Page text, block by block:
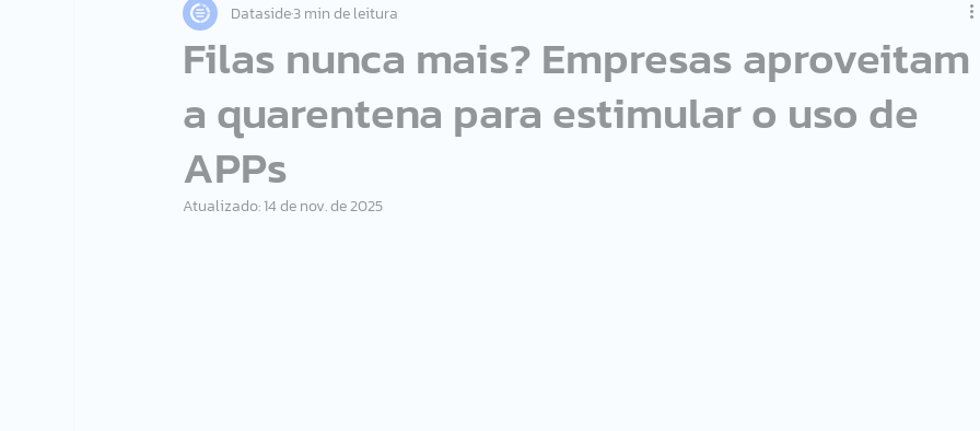
Filas nunca mais? Empresas aproveitam
a quarentena para estimular o uso de
APPs
Dataside3 min de leitura
Atualizado:14 de nov. de 2025